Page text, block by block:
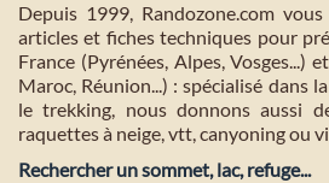
Depuis 1999, Randozone.com
articles et fiches techniques pour
France (Pyrénées, Alpes, Vosges...)
Maroc, Réunion...) : spécialisé dans
le trekking, nous donnons aussi
raquettes à neige, vtt, canyoning ou
Rechercher un sommet, lac, refuge...